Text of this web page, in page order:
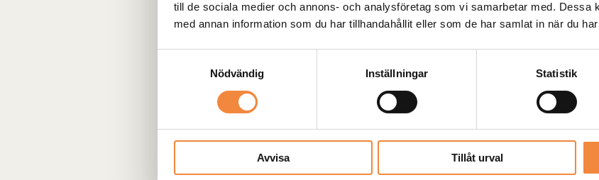
till de sociala medier och annons- och analysföretag som vi samarbetar med. Dessa
med annan information som du har tillhandahållit eller som de har samlat in när du
Nödvändig
Inställningar Statistik
Avvisa Tillåt urval